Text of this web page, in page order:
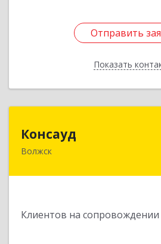
Отправить
Показать
Отправить
Назад
Консауд
Волжск
Клиентов на сопровождении
425005, Марий Эл респ,